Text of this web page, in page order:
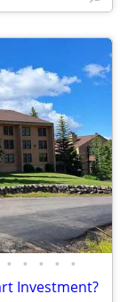
• • • • •
Investment?